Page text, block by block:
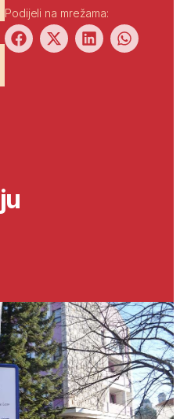
Podijeli na mrežama: